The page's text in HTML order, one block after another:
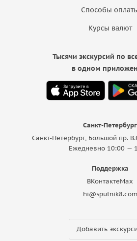
Способы
Курсы валют
Санкт-Петербург
Санкт-Петербург, Большой пр.
Ежедневно 10:00 —
Поддержка
ВКонтактеMax
hi@sputnik8.com
Добавить
Тысячи экскурсий по
в одном